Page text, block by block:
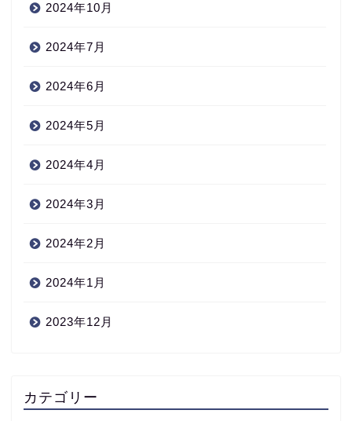
2024年10月
2024年7月
2024年6月
2024年5月
2024年4月
2024年3月
2024年2月
2024年1月
2023年12月
カテゴリー